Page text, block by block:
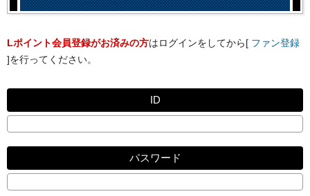
Lポイント会員登録がお済みの方はログインをしてから[ ファン登録
]を行ってください。
ID
パスワード